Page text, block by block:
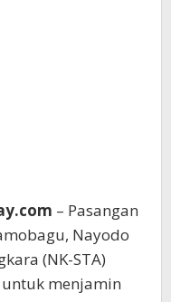
– Pasangan
Nayodo
(NK-STA)
menjamin